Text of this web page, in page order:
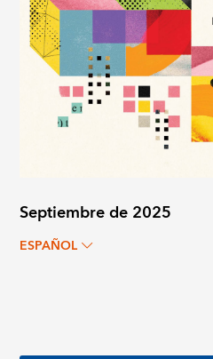
Septiembre de 2025
ESPAÑOL